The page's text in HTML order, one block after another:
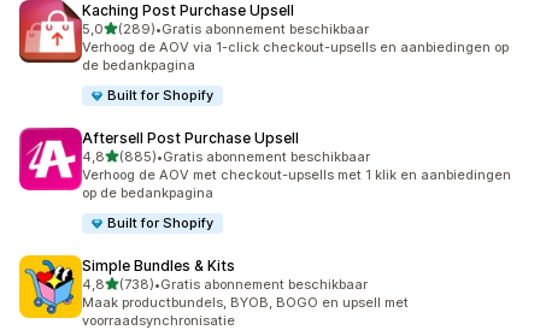
Kaching Post Purchase Upsell
5,0van 5 sterren
(289)
289 recensies in totaal
•Gratis abonnement beschikbaar
Verhoog de AOV via 1-click checkout-upsells en aanbiedingen op
de bedankpagina
Built for Shopify
Aftersell Post Purchase Upsell
4,8van 5 sterren
(885)
885 recensies in totaal
•Gratis abonnement beschikbaar
Verhoog de AOV met checkout-upsells met 1 klik en aanbiedingen
op de bedankpagina
Built for Shopify
Simple Bundles & Kits
4,8van 5 sterren
(738)
738 recensies in totaal
•Gratis abonnement beschikbaar
Maak productbundels, BYOB, BOGO en upsell met
voorraadsynchronisatie